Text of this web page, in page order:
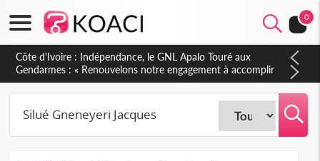
0
Côte d'Ivoire : Indépendance, le GNL Apalo Touré aux
Gendarmes : « Renouvelons notre engagement à accomplir
notre mission avec honneur, discipline, loyauté et
dévouement »